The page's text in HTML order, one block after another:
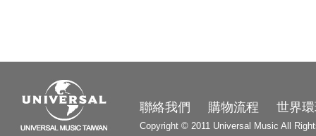
聯絡我們 購物流程 世界
Copyright © 2011 Universal Music All